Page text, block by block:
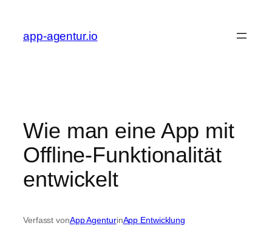
springen
app-agentur.io
Wie man eine App mit
Offline-Funktionalität
entwickelt
Verfasst vonApp AgenturinApp Entwicklung